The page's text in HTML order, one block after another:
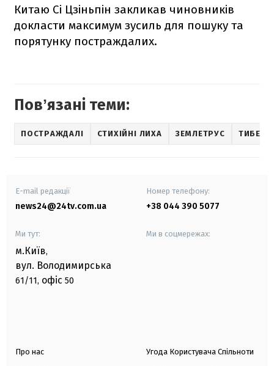
Китаю Сі Цзіньпін закликав чиновників
докласти максимум зусиль для пошуку та
порятунку постраждалих.
Повʼязані теми:
ПОСТРАЖДАЛІ СТИХІЙНІ ЛИХА ЗЕМЛЕТРУС ТИБЕТ
E-mail редакції
news24@24tv.com.ua
Номер телефону:
+38 044 390 5077
Ми тут:
м.Київ,
вул. Володимирська
61/11, офіс 50
Ми в соцмережах:
Про нас Угода Користувача Спільноти